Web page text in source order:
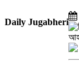
Daily Jugabheri